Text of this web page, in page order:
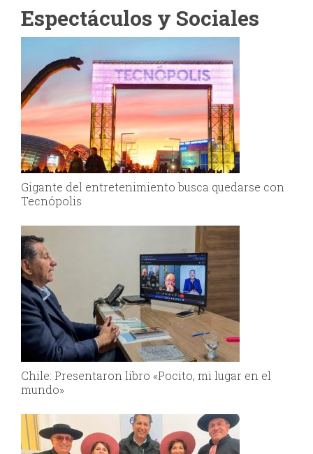
Espectáculos y Sociales
Gigante del entretenimiento busca quedarse con
Tecnópolis
Chile: Presentaron libro «Pocito, mi lugar en el
mundo»